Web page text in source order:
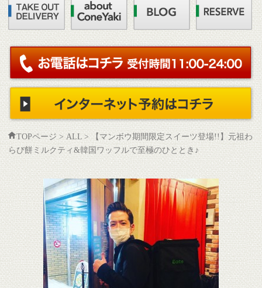
TOPページ >ALL >【マンボウ期間限定スイーツ登場!!】元祖わ
らび餅ミルクティ&韓国ワッフルで至極のひととき♪